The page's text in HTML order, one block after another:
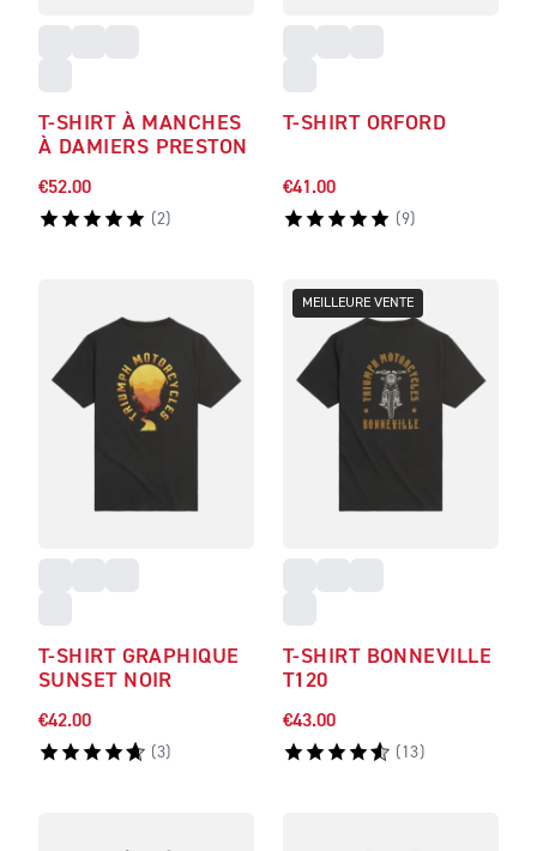
T-SHIRT À MANCHES
À DAMIERS PRESTON
€52.00
(2)
T-SHIRT ORFORD
€41.00
(9)
T-SHIRT GRAPHIQUE
SUNSET NOIR
€42.00
(3)
MEILLEURE VENTE
T-SHIRT BONNEVILLE
T120
€43.00
( 13)